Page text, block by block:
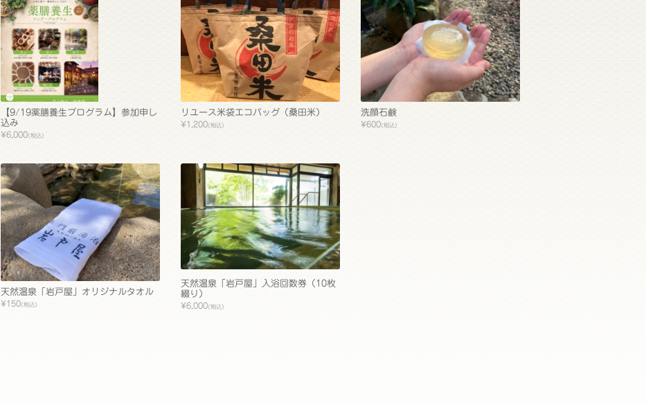
【9/19薬膳養生プログラム】参加申し
込み
¥6,000(税込)
リユース米袋エコバッグ（桑田米）
¥1,200(税込)
洗顔石鹸
¥600(税込)
天然温泉「岩戸屋」オリジナルタオル
¥150(税込)
天然温泉「岩戸屋」入浴回数券（10枚
綴り）
¥6,000(税込)